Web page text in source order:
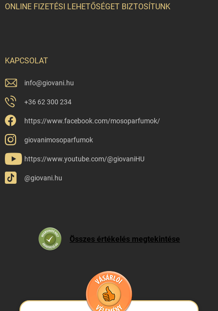
ONLINE FIZETÉSI LEHETŐSÉGET BIZTOSÍTUNK
KAPCSOLAT
info@giovani.hu
+36 62 300 234
https://www.facebook.com/mosoparfumok/
giovanimosoparfumok
https://www.youtube.com/@giovaniHU
@giovani.hu
Összes értékelés megtekintése